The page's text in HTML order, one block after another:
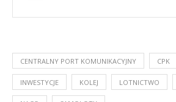
CENTRALNY PORT KOMUNIKACYJNY CPK
INWESTYCJE KOLEJ LOTNICTWO